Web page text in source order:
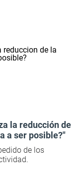
la reducción de
a ser posible?"
de los